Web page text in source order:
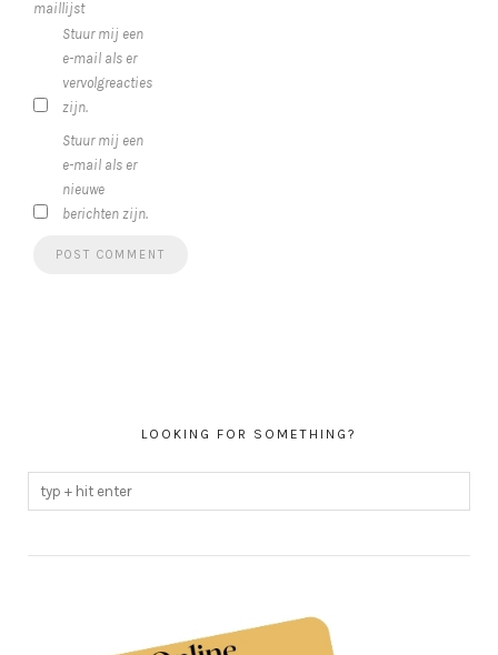
maillijst
Stuur mij een
e-mail als er
vervolgreacties
zijn.
Stuur mij een
e-mail als er
nieuwe
berichten zijn.
LOOKING FOR SOMETHING?